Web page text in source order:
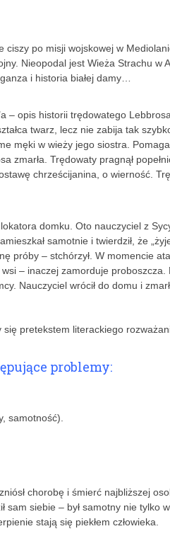
po misji wojskowej w
Nieopodal jest Wieża Strachu w
i historia białej damy…
– opis historii trędowatego
twarz, lecz nie zabija tak
męki w wieży jego siostra.
Trędowaty pragnął
chrześ­cijanina, o wierność.
domku. Oto nauczyciel z
samotnie i twierdził, że
próby – stchórzył. W momencie
– inaczej zamorduje proboszcza.
Nauczyciel wrócił do domu i zmarł.
pretekstem literackiego
problemy:
samotność).
chorobę i śmierć najbliższej
sam siebie – był samotny nie tylko
stają się piekłem człowieka.